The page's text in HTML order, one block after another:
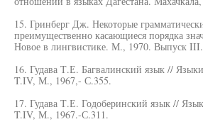
15. Гринберг Дж. Некоторые
преимущественно касающиеся порядка
Новое в лингвистике. М., 1970. Выпуск
16. Гудава Т.Е. Багвалинский язык //
T.IV, М., 1967,- С.355.
17. Гудава Т.Е. Годоберинский язык //
T.IV, М., 1967.-С.311.